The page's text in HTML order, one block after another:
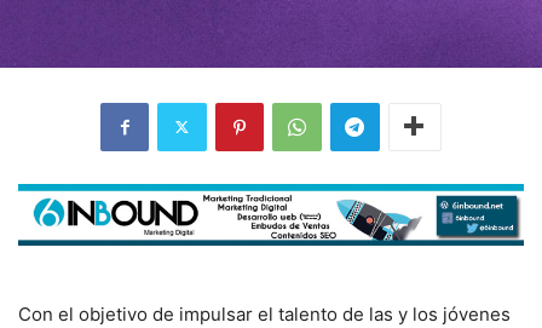
Con el objetivo de impulsar el talento de las y los jóvenes